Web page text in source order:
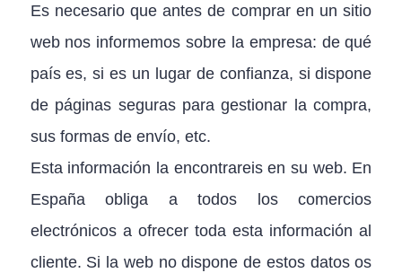
Es necesario que antes de comprar en un sitio
web nos informemos sobre la empresa: de qué
país es, si es un lugar de confianza, si dispone
de páginas seguras para gestionar la compra,
sus formas de envío, etc.
Esta información la encontrareis en su web. En
España obliga a todos los comercios
electrónicos a ofrecer toda esta información al
cliente. Si la web no dispone de estos datos os